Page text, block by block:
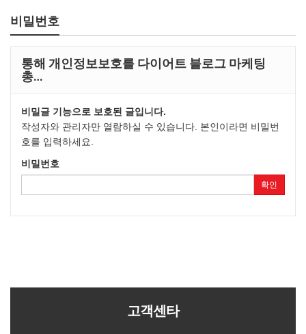
비밀번호
통해 개인정보보호를 다이어트 블로그 마케팅
총…
비밀글 기능으로 보호된 글입니다.
작성자와 관리자만 열람하실 수 있습니다. 본인이라면 비밀번
호를 입력하세요.
비밀번호
확인
고객센타